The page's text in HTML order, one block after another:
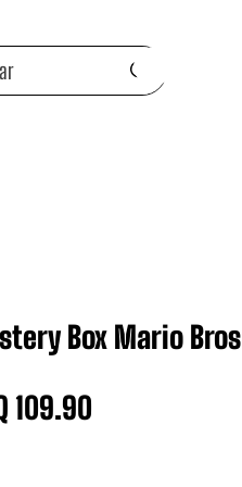
Box Mario Bros
109.90